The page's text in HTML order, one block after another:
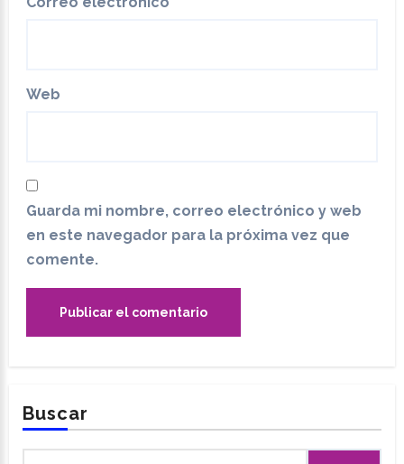
Web
Guarda mi nombre, correo electrónico y web
en este navegador para la próxima vez que
comente.
Buscar